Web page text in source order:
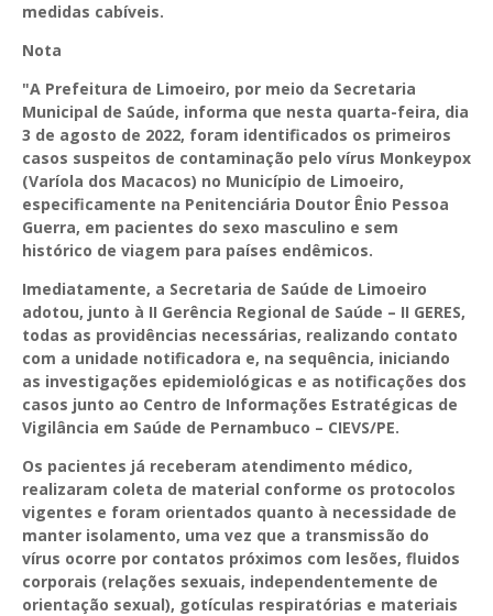
medidas cabíveis.
Nota
"A Prefeitura de Limoeiro, por meio da Secretaria
Municipal de Saúde, informa que nesta quarta-feira, dia
3 de agosto de 2022, foram identificados os primeiros
casos suspeitos de contaminação pelo vírus Monkeypox
(Varíola dos Macacos) no Município de Limoeiro,
especificamente na Penitenciária Doutor Ênio Pessoa
Guerra, em pacientes do sexo masculino e sem
histórico de viagem para países endêmicos.
Imediatamente, a Secretaria de Saúde de Limoeiro
adotou, junto à II Gerência Regional de Saúde – II GERES,
todas as providências necessárias, realizando contato
com a unidade notificadora e, na sequência, iniciando
as investigações epidemiológicas e as notificações dos
casos junto ao Centro de Informações Estratégicas de
Vigilância em Saúde de Pernambuco – CIEVS/PE.
Os pacientes já receberam atendimento médico,
realizaram coleta de material conforme os protocolos
vigentes e foram orientados quanto à necessidade de
manter isolamento, uma vez que a transmissão do
vírus ocorre por contatos próximos com lesões, fluidos
corporais (relações sexuais, independentemente de
orientação sexual), gotículas respiratórias e materiais